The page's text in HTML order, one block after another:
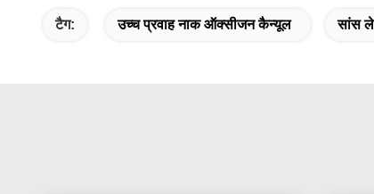
टैग: उच्च प्रवाह नाक ऑक्सीजन कैन्यूल सांस